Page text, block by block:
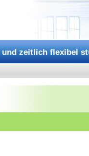
zeitlich flexibel